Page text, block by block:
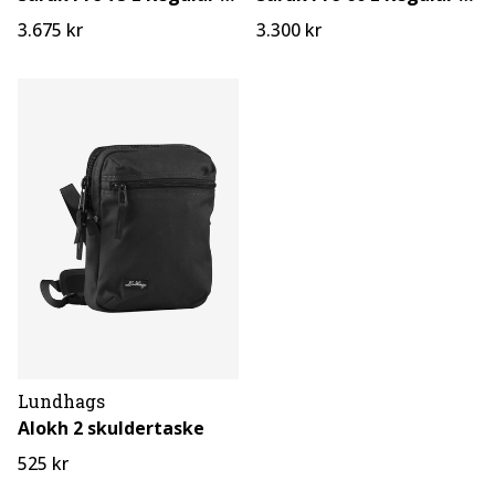
3.675 kr
3.300 kr
Lundhags
Alokh 2 skuldertaske
525 kr